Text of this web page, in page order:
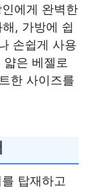
에게 완벽한
, 가방에 쉽
손쉽게 사용
은 베젤로
한 사이즈를
탑재하고